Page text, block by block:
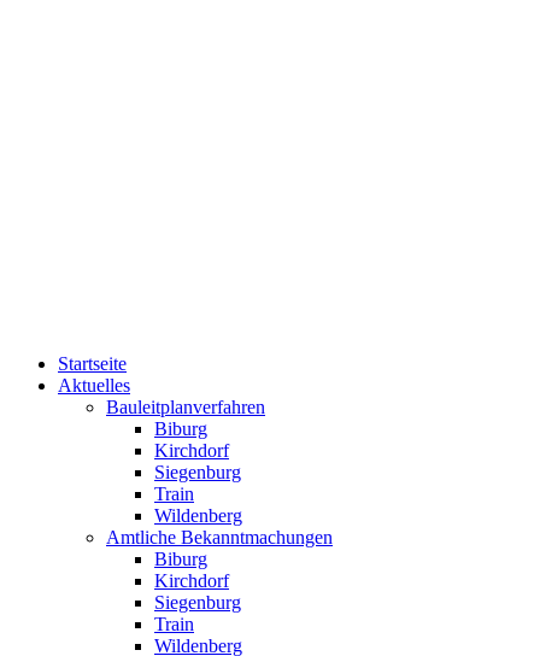
Startseite
Aktuelles
Bauleitplanverfahren
Biburg
Kirchdorf
Siegenburg
Train
Wildenberg
Amtliche Bekanntmachungen
Biburg
Kirchdorf
Siegenburg
Train
Wildenberg